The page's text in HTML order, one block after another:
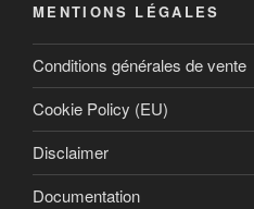
MENTIONS LÉGALES
Conditions générales de vente
Cookie Policy (EU)
Disclaimer
Documentation